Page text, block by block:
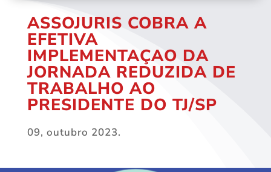
ASSOJURIS COBRA A
EFETIVA
IMPLEMENTAÇAO DA
JORNADA REDUZIDA DE
TRABALHO AO
PRESIDENTE DO TJ/SP
09, outubro 2023.